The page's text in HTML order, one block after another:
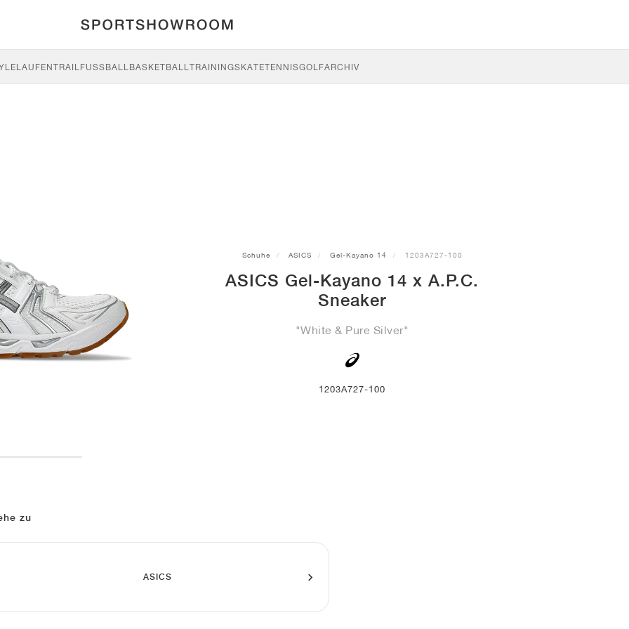
LAUFENTRAILFUSSBALL BASKETBALLTRAININGSKATETENNISGOLFARCHIV
Schuhe ASICS Gel-Kayano 14 1203A727-100
ASICS Gel-Kayano 14 x A.P.C.
Sneaker
"White & Pure Silver"
1203A727-100
zu
ASICS